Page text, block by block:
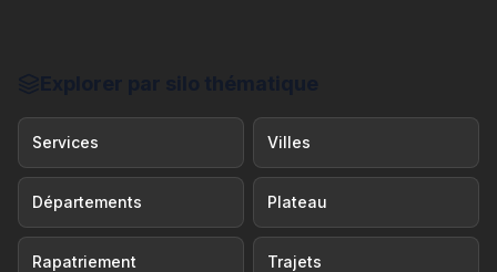
Services Villes
Départements Plateau
Rapatriement Trajets